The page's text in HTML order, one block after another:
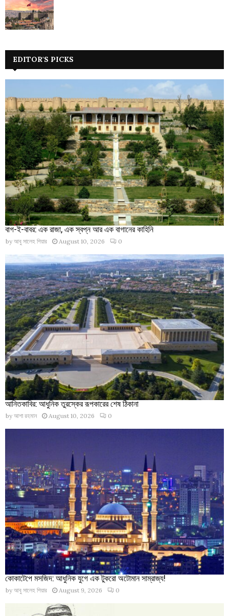
EDITOR'S PICKS
বাগ-ই-বাবর: এক রাজা, এক স্বপ্ন আর এক বাগানের কাহিনি
by আবু সালেহ পিয়ার August 10, 2026 0
আনিতকাবির: আধুনিক তুরস্কের রূপকারের শেষ ঠিকানা
by আশা রহমান August 10, 2026 0
কোকাটেপে মসজিদ: আধুনিক যুগে এক টুকরো অটোমান সাম্রাজ্য!
by আবু সালেহ পিয়ার August 9, 2026 0